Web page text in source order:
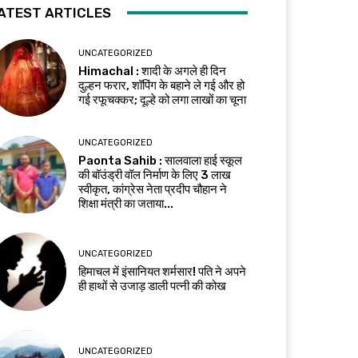
ARTICLES
UNCATEGORIZED
Himachal : शादी के अगले ही दिन
दुल्हन फरार, शॉपिंग के बहाने ले गई और हो
गई रफूचक्कर; दूल्हे को लगा लाखों का चूना
UNCATEGORIZED
Paonta Sahib : सालवाला हाई स्कूल
की बॉउंड्री वॉल निर्माण के लिए ₹3 लाख
स्वीकृत, कांग्रेस नेता प्रदीप चौहान ने
शिक्षा मंत्री का जताया...
UNCATEGORIZED
हिमाचल में इंसानियत शर्मसार! पति ने अपने
ही हाथों से उजाड़ डाली पत्नी की कोख
UNCATEGORIZED